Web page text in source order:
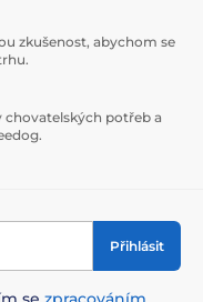
17,5 %, hrubá
1,1 %, fosfor 1 %,
zkušenost, abychom se
potřeb a
Přihlásit